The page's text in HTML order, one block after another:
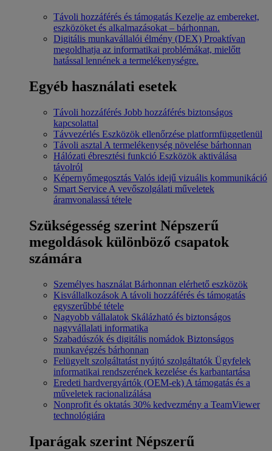
Távoli hozzáférés és támogatás Kezelje az embereket,
eszközöket és alkalmazásokat – bárhonnan.
Digitális munkavállalói élmény (DEX) Proaktívan
megoldhatja az informatikai problémákat, mielőtt
hatással lennének a termelékenységre.
Egyéb használati esetek
Távoli hozzáférés Jobb hozzáférés biztonságos
kapcsolattal
Távvezérlés Eszközök ellenőrzése platformfüggetlenül
Távoli asztal A termelékenység növelése bárhonnan
Hálózati ébresztési funkció Eszközök aktiválása
távolról
Képernyőmegosztás Valós idejű vizuális kommunikáció
Smart Service A vevőszolgálati műveletek
áramvonalassá tétele
Szükségesség szerint Népszerű
megoldások különböző csapatok
számára
Személyes használat Bárhonnan elérhető eszközök
Kisvállalkozások A távoli hozzáférés és támogatás
egyszerűbbé tétele
Nagyobb vállalatok Skálázható és biztonságos
nagyvállalati informatika
Szabadúszók és digitális nomádok Biztonságos
munkavégzés bárhonnan
Felügyelt szolgáltatást nyújtó szolgáltatók Ügyfelek
informatikai rendszerének kezelése és karbantartása
Eredeti hardvergyártók (OEM-ek) A támogatás és a
műveletek racionalizálása
Nonprofit és oktatás 30% kedvezmény a TeamViewer
technológiára
Iparágak szerint Népszerű